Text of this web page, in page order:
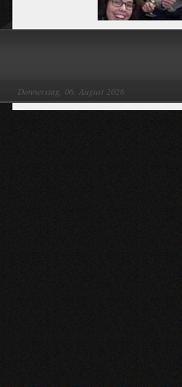
Donnerstag, 06. August 2026